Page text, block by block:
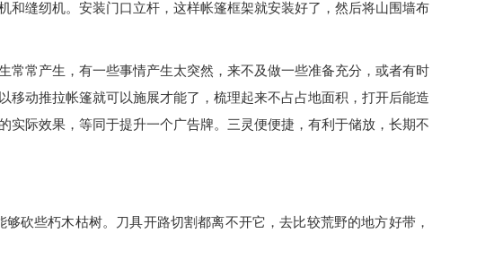
缝纫机。安装门口立杆，这样帐篷框架就安装好了，然后将山围墙布
常产生，有一些事情产生太突然，来不及做一些准备充分，或者有时
动推拉帐篷就可以施展才能了，梳理起来不占占地面积，打开后能造
际效果，等同于提升一个广告牌。三灵便便捷，有利于储放，长期不
砍些朽木枯树。刀具开路切割都离不开它，去比较荒野的地方好带，